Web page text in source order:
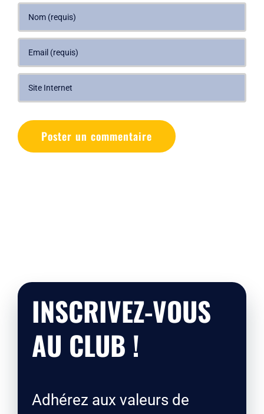
INSCRIVEZ-VOUS
AU CLUB !
Adhérez aux valeurs de